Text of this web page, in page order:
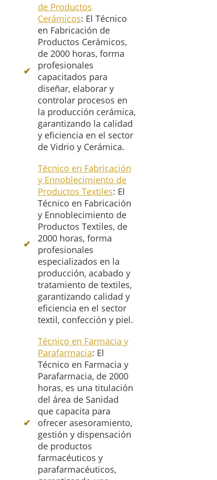
de Productos
Cerámicos: El Técnico
en Fabricación de
Productos Cerámicos,
de 2000 horas, forma
profesionales
capacitados para
diseñar, elaborar y
controlar procesos en
la producción cerámica,
garantizando la calidad
y eficiencia en el sector
de Vidrio y Cerámica.
Técnico en Fabricación
y Ennoblecimiento de
Productos Textiles: El
Técnico en Fabricación
y Ennoblecimiento de
Productos Textiles, de
2000 horas, forma
profesionales
especializados en la
producción, acabado y
tratamiento de textiles,
garantizando calidad y
eficiencia en el sector
textil, confección y piel.
Técnico en Farmacia y
Parafarmacia: El
Técnico en Farmacia y
Parafarmacia, de 2000
horas, es una titulación
del área de Sanidad
que capacita para
ofrecer asesoramiento,
gestión y dispensación
de productos
farmacéuticos y
parafarmacéuticos,